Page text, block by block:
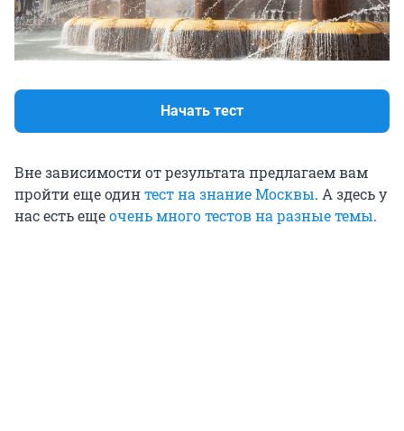
Начать тест
Вне зависимости от результата предлагаем вам
пройти еще одинтест на знание Москвы. А здесь у
нас есть ещеочень много тестов на разные темы.